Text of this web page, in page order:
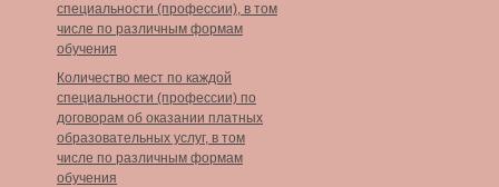
специальности (профессии), в том
числе по различным формам
обучения
Количество мест по каждой
специальности (профессии) по
договорам об оказании платных
образовательных услуг, в том
числе по различным формам
обучения